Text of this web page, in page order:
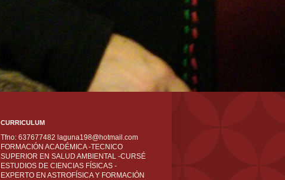
CURRICULUM
Tfno: 637677482 laguna198@hotmail.com
FORMACIÓN ACADÉMICA -TECNICO
SUPERIOR EN SALUD AMBIENTAL -CURSÉ
ESTUDIOS DE CIENCIAS FÍSICAS -
EXPERTO EN ASTROFÍSICA Y FORMACIÓN